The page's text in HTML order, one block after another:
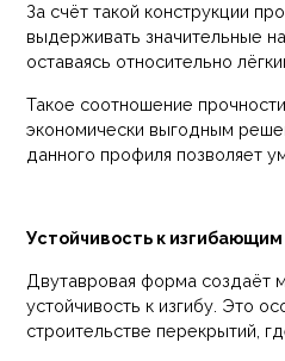
основное напряжение,
вертикальная стенка
конструкцию.
За счёт такой конструкции
выдерживать значительные
оставаясь относительно
значительно снижает общий
каркаса здания.
Такое соотношение
экономически выгодным
данного профиля позволяет
Устойчивость к изгибающим
Двутавровая форма создаёт
устойчивость к изгибу. Это
строительстве перекрытий,